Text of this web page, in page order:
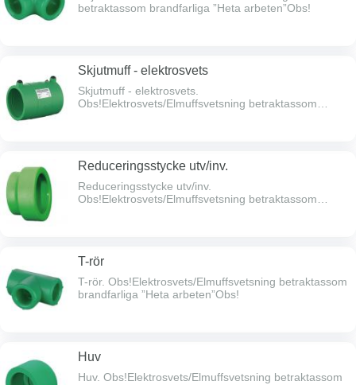
betraktassom brandfarliga ”Heta arbeten”Obs!
Skjutmuff - elektrosvets
Skjutmuff - elektrosvets.
Obs!Elektrosvets/Elmuffsvetsning betraktassom
Reduceringsstycke utv/inv.
Reduceringsstycke utv/inv.
Obs!Elektrosvets/Elmuffsvetsning betraktassom
T-rör
T-rör. Obs!Elektrosvets/Elmuffsvetsning betraktassom
brandfarliga ”Heta arbeten”Obs!
Huv
Huv. Obs!Elektrosvets/Elmuffsvetsning betraktassom